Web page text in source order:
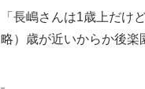
「長嶋さんは1歳上だけ
略）歳が近いからか後楽